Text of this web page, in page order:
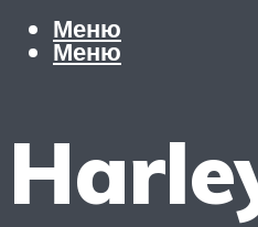
Меню
Меню